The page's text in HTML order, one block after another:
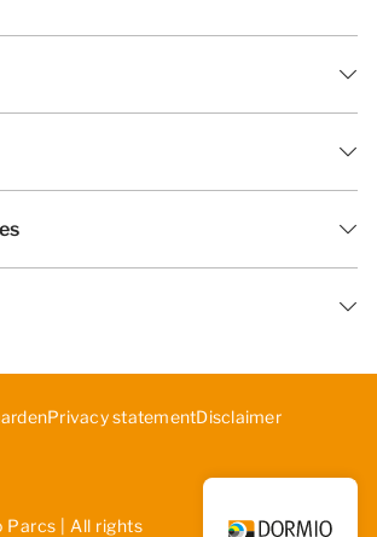
| All rights
Privacy statementDisclaimer